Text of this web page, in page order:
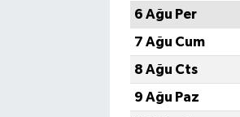
6 Ağu Per
7 Ağu Cum
8 Ağu Cts
9 Ağu Paz